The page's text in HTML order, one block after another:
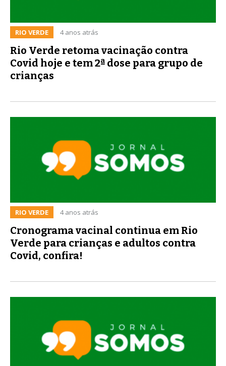
RIO VERDE 4 anos atrás
Rio Verde retoma vacinação contra
Covid hoje e tem 2ª dose para grupo de
crianças
RIO VERDE 4 anos atrás
Cronograma vacinal continua em Rio
Verde para crianças e adultos contra
Covid, confira!